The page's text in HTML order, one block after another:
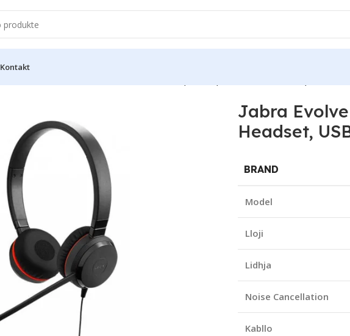
Kontakt
Jabra
Headset,
BRAND
Model
Lloji
Lidhja
Noise Cancellation
Kabllo